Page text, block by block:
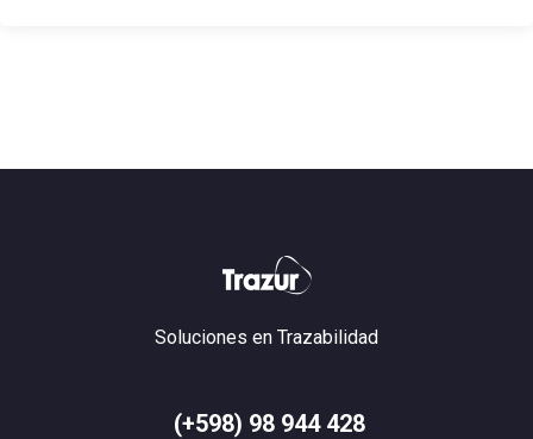
Soluciones en Trazabilidad
(+598) 98 944 428